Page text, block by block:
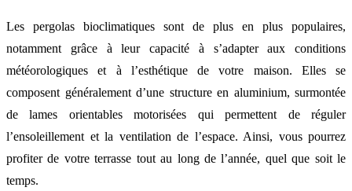
Les pergolas bioclimatiques sont de plus en plus populaires,
notamment grâce à leur capacité à s’adapter aux conditions
météorologiques et à l’esthétique de votre maison. Elles se
composent généralement d’une structure en aluminium, surmontée
de lames orientables motorisées qui permettent de réguler
l’ensoleillement et la ventilation de l’espace. Ainsi, vous pourrez
profiter de votre terrasse tout au long de l’année, quel que soit le
temps.